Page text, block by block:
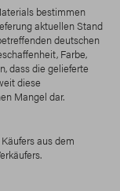
bestimmen
aktuellen Stand
deutschen
Farbe,
dass die gelieferte
diese
Mangel dar.
aus dem